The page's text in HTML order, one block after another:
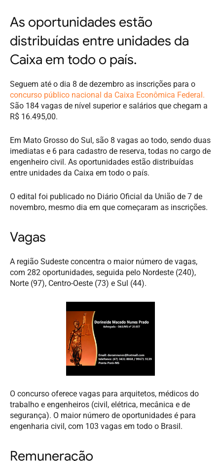
As oportunidades estão
distribuídas entre unidades da
Caixa em todo o país.
Seguem até o dia 8 de dezembro as inscrições para o
concurso público nacional da Caixa Econômica Federal.
São 184 vagas de nível superior e salários que chegam a
R$ 16.495,00.
Em Mato Grosso do Sul, são 8 vagas ao todo, sendo duas
imediatas e 6 para cadastro de reserva, todas no cargo de
engenheiro civil. As oportunidades estão distribuídas
entre unidades da Caixa em todo o país.
O edital foi publicado no Diário Oficial da União de 7 de
novembro, mesmo dia em que começaram as inscrições.
Vagas
A região Sudeste concentra o maior número de vagas,
com 282 oportunidades, seguida pelo Nordeste (240),
Norte (97), Centro-Oeste (73) e Sul (44).
O concurso oferece vagas para arquitetos, médicos do
trabalho e engenheiros (civil, elétrica, mecânica e de
segurança). O maior número de oportunidades é para
engenharia civil, com 103 vagas em todo o Brasil.
Remuneração